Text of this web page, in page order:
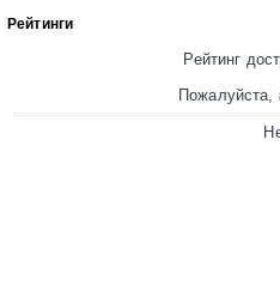
Рейтинги
Рейтинг
Пожалуйста,